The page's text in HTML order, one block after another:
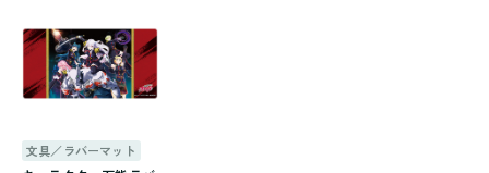
文具／ラバーマット